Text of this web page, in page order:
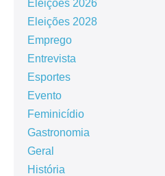
Eleições 2026
Eleições 2028
Emprego
Entrevista
Esportes
Evento
Feminicídio
Gastronomia
Geral
História